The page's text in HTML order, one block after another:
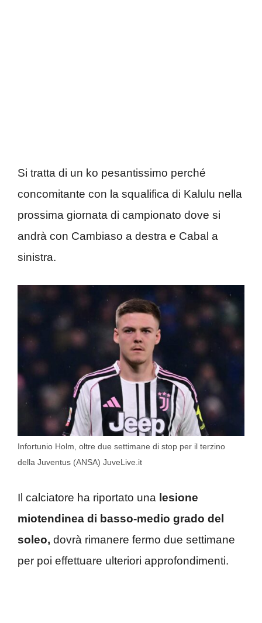
Si tratta di un ko pesantissimo perché
concomitante con la squalifica di Kalulu nella
prossima giornata di campionato dove si
andrà con Cambiaso a destra e Cabal a
sinistra.
Infortunio Holm, oltre due settimane di stop per il terzino
della Juventus (ANSA) JuveLive.it
Il calciatore ha riportato una lesione
miotendinea di basso-medio grado del
soleo, dovrà rimanere fermo due settimane
per poi effettuare ulteriori approfondimenti.